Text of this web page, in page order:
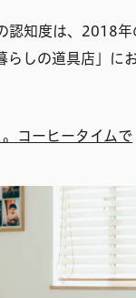
認知度は、2018年
しの道具店」に
コーヒータイムで